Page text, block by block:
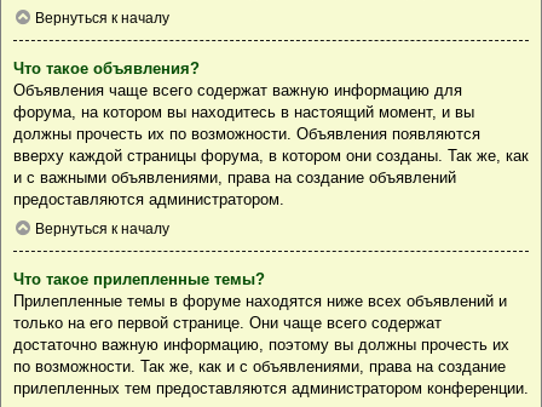
Вернуться к началу
Что такое объявления?
Объявления чаще всего содержат важную информацию для
форума, на котором вы находитесь в настоящий момент, и вы
должны прочесть их по возможности. Объявления появляются
вверху каждой страницы форума, в котором они созданы. Так же, как
и с важными объявлениями, права на создание объявлений
предоставляются администратором.
Вернуться к началу
Что такое прилепленные темы?
Прилепленные темы в форуме находятся ниже всех объявлений и
только на его первой странице. Они чаще всего содержат
достаточно важную информацию, поэтому вы должны прочесть их
по возможности. Так же, как и с объявлениями, права на создание
прилепленных тем предоставляются администратором конференции.